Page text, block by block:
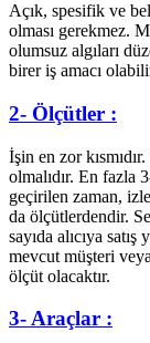
Açık, spesifik ve
olması gerekmez.
olumsuz algıları
birer iş amacı
2- Ölçütler :
İşin en zor
olmalıdır. En fazla
geçirilen zaman,
da ölçütlerdendir.
sayıda alıcıya
mevcut müşteri
ölçüt olacaktır.
3- Araçlar :